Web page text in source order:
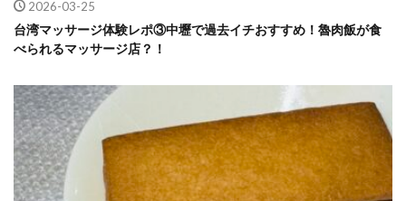
2026-03-25
台湾マッサージ体験レポ③中壢で過去イチおすすめ！魯肉飯が食
べられるマッサージ店？！